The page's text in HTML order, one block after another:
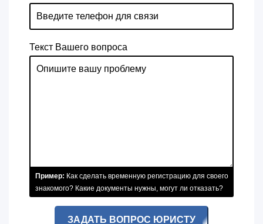
Текст Вашего вопроса
Пример: Как сделать временную регистрацию для своего
знакомого? Какие документы нужны, могут ли отказать?
ЗАДАТЬ ВОПРОС ЮРИСТУ